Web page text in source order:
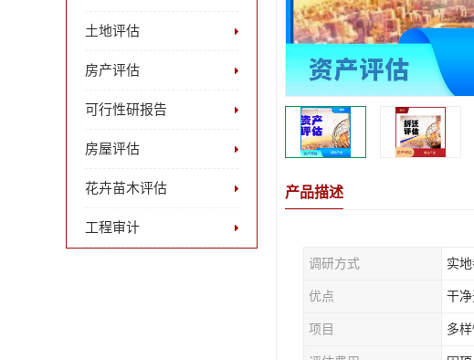
土地评估
房产评估
可行性研报告
房屋评估
花卉苗木评估
工程审计
产品描述
调研方式 实
优点 干
项目 多样